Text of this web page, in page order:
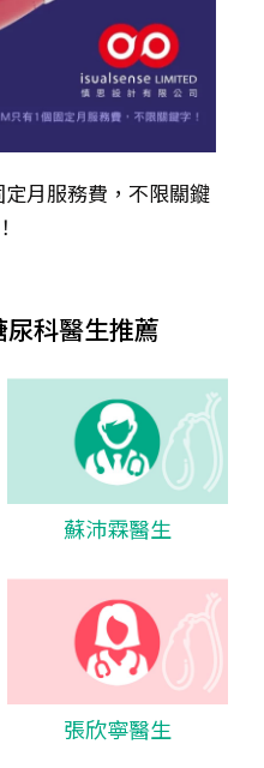
定月服務費，不限關𨫡
科醫生推薦
蘇沛霖醫生
張欣寧醫生